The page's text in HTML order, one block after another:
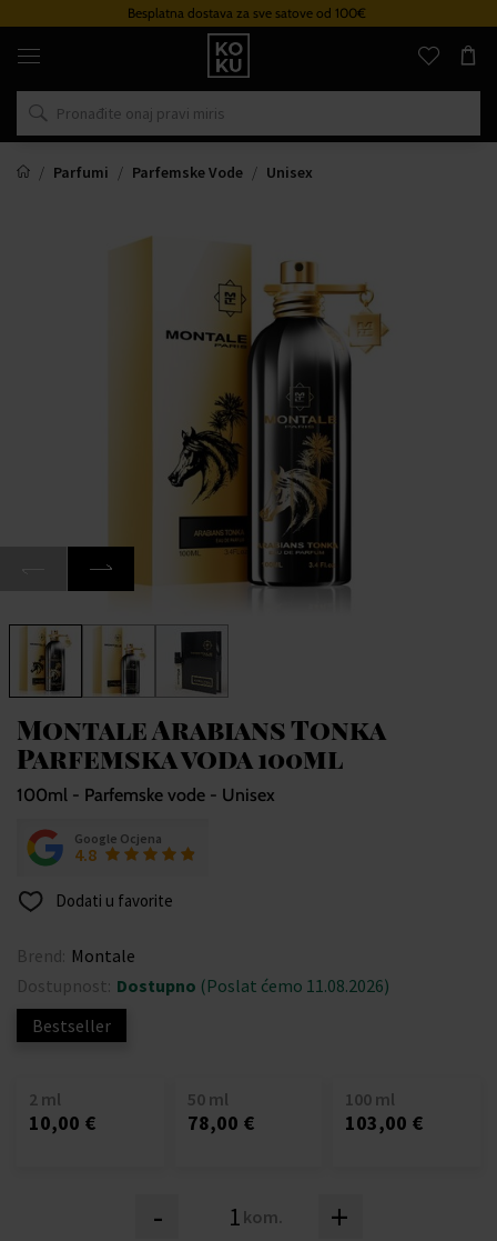
Besplatna dostava za sve satove od 100€
Originalni
parfemi
satovi
na
mjestu
Parfumi
Parfemske Vode Unisex
Montale Arabians Tonka
Parfemska voda 100ml
100ml - Parfemske vode - Unisex
Google Ocjena
4.8
Dodati u favorite
Brend: Montale
Dostupnost: Dostupno (Poslat ćemo 11.08.2026)
Bestseller
- kom. +
2 ml
10,00 €
50 ml
78,00 €
100 ml
103,00 €